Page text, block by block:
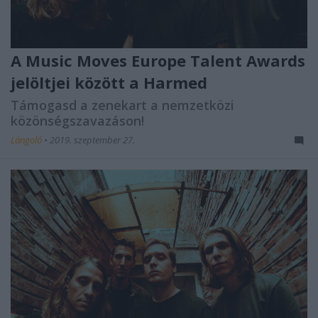
A Music Moves Europe Talent Awards
jelöltjei között a Harmed
Támogasd a zenekart a nemzetközi
közönségszavazáson!
Lángoló • 2019. szeptember 27.